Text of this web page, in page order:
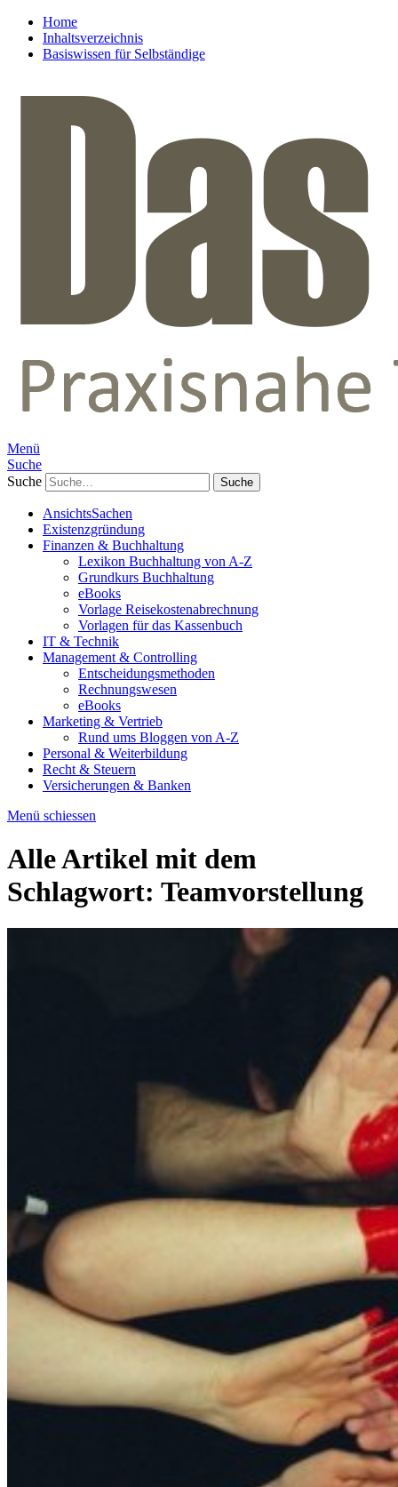
Home
Inhaltsverzeichnis
Basiswissen für Selbständige
Menü
Suche
Suche
AnsichtsSachen
Existenzgründung
Finanzen & Buchhaltung
Lexikon Buchhaltung von A-Z
Grundkurs Buchhaltung
eBooks
Vorlage Reisekostenabrechnung
Vorlagen für das Kassenbuch
IT & Technik
Management & Controlling
Entscheidungsmethoden
Rechnungswesen
eBooks
Marketing & Vertrieb
Rund ums Bloggen von A-Z
Personal & Weiterbildung
Recht & Steuern
Versicherungen & Banken
Menü schiessen
Alle Artikel mit dem
Schlagwort: Teamvorstellung